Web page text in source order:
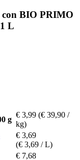
con BIO PRIMO
L
g
€ 3,99 (€ 39,90 /
kg)
€ 3,69
(€ 3,69 / L)
€ 7,68